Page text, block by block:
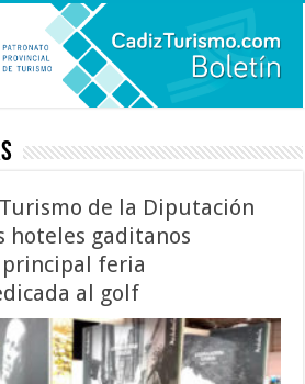
de la Diputación
hoteles gaditanos
feria
al golf